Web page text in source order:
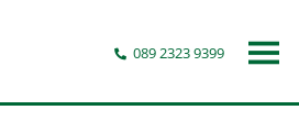
089 2323 9399